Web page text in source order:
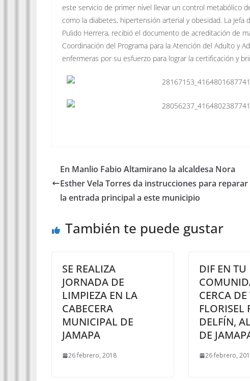
este servicio de primer nivel llevar un control metabólico
como la diabetes, hipertensión arterial y obesidad. La Jefa
Pulido Herrera, recibió el documento de acreditación de
Coordinación del Programa para la Atención del Adulto y
enfermeras por su esfuerzo para lograr la certificación y
En Manlio Fabio Altamirano la alcaldesa Nora
Esther Vela Torres da instrucciones para reparar
la entrada principal a este municipio
También te puede gustar
SE REALIZA
JORNADA DE
LIMPIEZA EN LA
CABECERA
MUNICIPAL DE
JAMAPA
26 febrero, 2018
DIF EN TU
CERCA DE
FLORISEL
DELFÍN,
DE
26 febrero,